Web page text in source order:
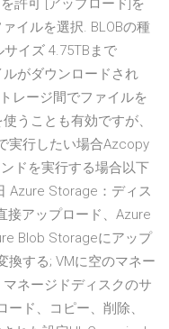
許可 [アップロード]を
イルを選択. BLOBの種
イズ 4.75TBまで
ルがダウンロードされ
レージ間でファイルを
うことも有効ですが、
実行したい場合Azcopy
ドを実行する場合以下
Azure Storage：ディス
接アップロード、Azure
Blob Storageにアップ
換する; VMに空のマネー
ネージドディスクのサ
ド、コピー、削除、